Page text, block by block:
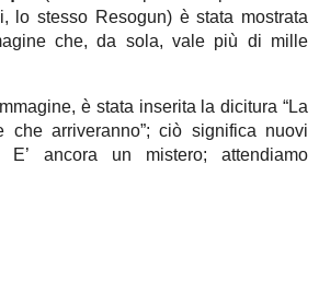
lo stesso Resogun) è stata mostrata
che, da sola, vale più di mille
è stata inserita la dicitura “La
che arriveranno”; ciò significa nuovi
E’ ancora un mistero; attendiamo